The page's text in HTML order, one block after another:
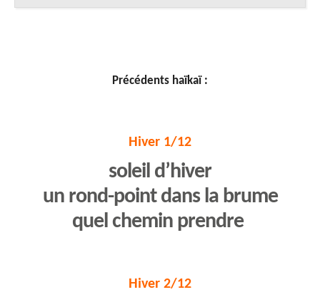
Précédents haïkaï :
Hiver 1/12
soleil d’hiver
un rond-point dans la brume
quel chemin prendre
Hiver 2/12